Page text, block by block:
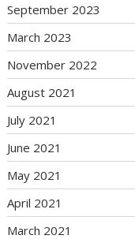
September 2023
March 2023
November 2022
August 2021
July 2021
June 2021
May 2021
April 2021
March 2021